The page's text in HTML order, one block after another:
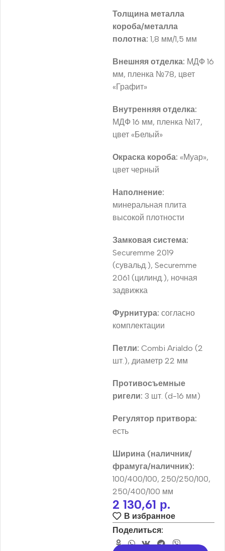
Толщина металла
короба/металла
полотна: 1,8 мм/1,5 мм
Внешняя отделка: МДФ 16
мм, пленка №78, цвет
«Графит»
Внутренняя отделка:
МДФ 16 мм, пленка №17,
цвет «Белый»
Окраска короба: «Муар»,
цвет черный
Наполнение:
минеральная плита
высокой плотности
Замковая система:
Securemme 2019
(сувальд.), Securemme
2061 (цилинд.), ночная
задвижка
Фурнитура: согласно
комплектации
Петли: Combi Arialdo (2
шт.), диаметр 22 мм
Противосъемные
ригели: 3 шт. (d-16 мм)
Регулятор притвора:
есть
Ширина (наличник/
фрамуга/наличник):
100/400/100, 250/250/100,
250/400/100 мм
2 130,61 р.
В избранное
Поделиться: